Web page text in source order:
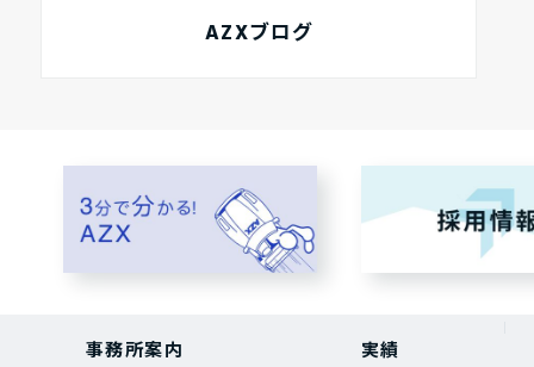
AZXブログ
事務所案内 実績